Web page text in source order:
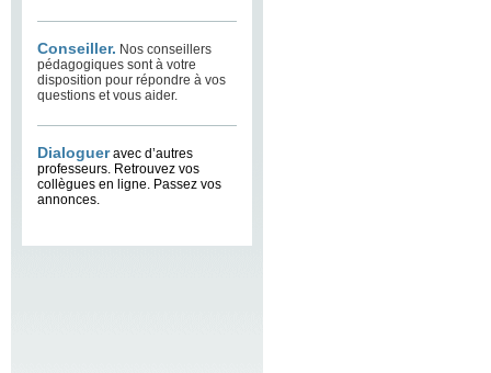
Conseiller. Nos conseillers
pédagogiques sont à votre
disposition pour répondre à vos
questions et vous aider.
Dialogueravec d’autres
professeurs. Retrouvez vos
collègues en ligne. Passez vos
annonces.